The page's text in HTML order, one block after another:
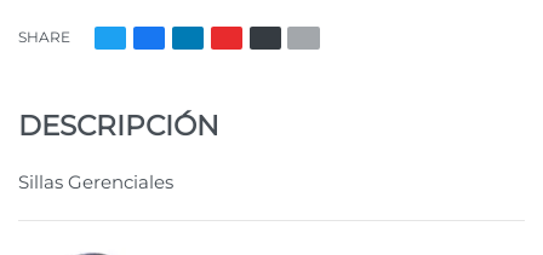
SHARE
DESCRIPCIÓN
Sillas Gerenciales